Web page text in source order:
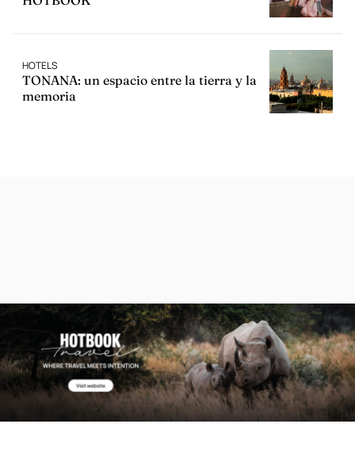
HOTELS
TONANA: un espacio entre la tierra y la
memoria